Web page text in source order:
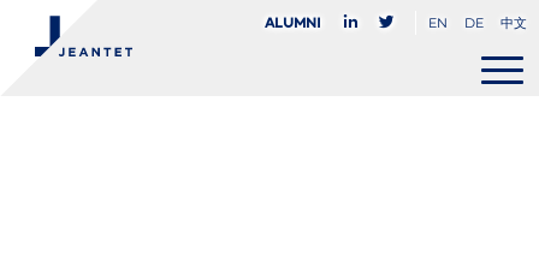
Alumni EN DE 中文